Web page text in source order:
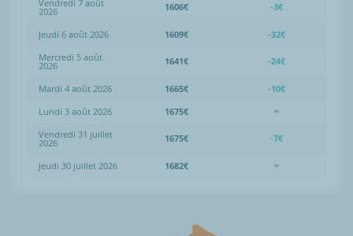
Vendredi 7 août
2026 1606€ -3€
Jeudi 6 août 2026 1609€
-32€
Mercredi 5 août
2026 1641€ -24€
Mardi 4 août 2026 1665€
-10€
Lundi 3 août 2026
1675€
=
Vendredi 31 juillet
2026 1675€ -7€
Jeudi 30 juillet 2026 1682€ =